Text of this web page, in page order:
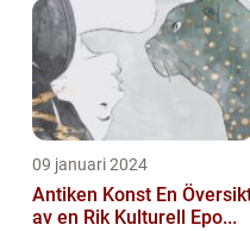
09 januari 2024
Antiken Konst En Översikt
av en Rik Kulturell Epo...